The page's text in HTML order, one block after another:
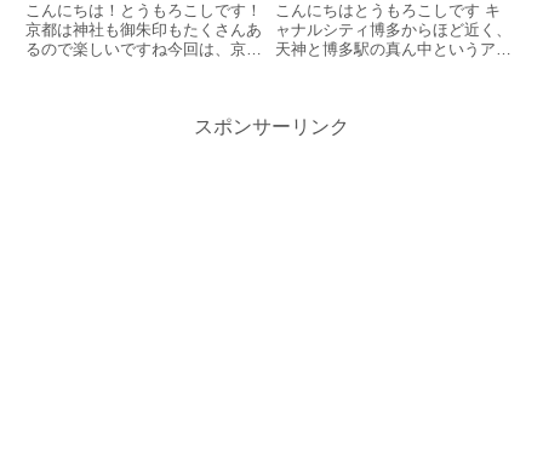
こんにちは！とうもろこしです！
京都は神社も御朱印もたくさんあ
るので楽しいですね今回は、京都
こんにちはとうもろこしです キ
ャナルシティ博多からほど近く、
天神と博多駅の真ん中というアク
常設展示（６月を除く）されてい
スポンサーリンク